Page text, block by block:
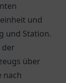
und
und Station.
der
über
nach